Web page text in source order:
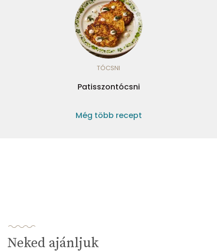
TÓCSNI
Patisszontócsni
Még több recept
Neked ajánljuk